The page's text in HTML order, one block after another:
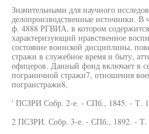
Значительными для научного
делопроизводственные источники. В
ф. 4888 РГВИА, в котором
характеризующий нравственное
состояние воинской дисциплины,
стражи в служебное время и быту,
офицеров. Данный фонд включает в
пограничной стражи7, отношения
погранстражи8,
' ПСЗРИ Собр. 2-е. - СПб., 1845. - Т.
2 ПСЗРИ. Собр. 3-е. - СПб., 1892. -